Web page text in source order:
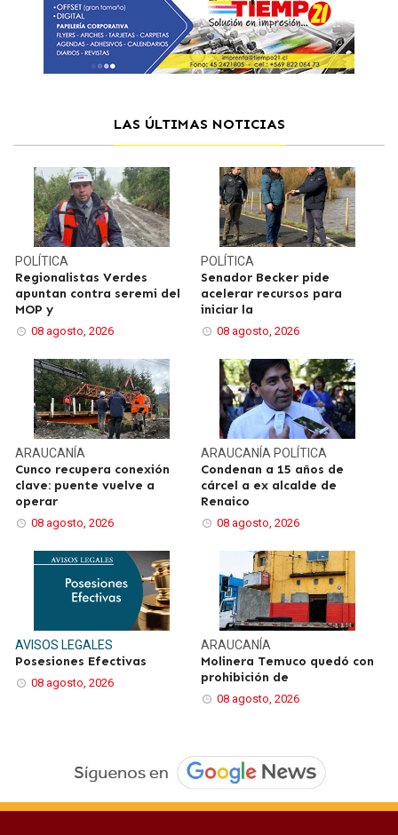
LAS ÚLTIMAS NOTICIAS
POLÍTICA
Regionalistas Verdes
apuntan contra seremi del
MOP y
08 agosto, 2026
POLÍTICA
Senador Becker pide
acelerar recursos para
iniciar la
08 agosto, 2026
ARAUCANÍA
Cunco recupera conexión
clave: puente vuelve a
operar
08 agosto, 2026
ARAUCANÍA POLÍTICA
Condenan a 15 años de
cárcel a ex alcalde de
Renaico
08 agosto, 2026
AVISOS LEGALES
Posesiones Efectivas
08 agosto, 2026
ARAUCANÍA
Molinera Temuco quedó con
prohibición de
08 agosto, 2026